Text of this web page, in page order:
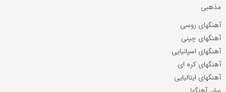
مذهبی
آهنگهای روسی
آهنگهای چینی
آهنگهای اسپانیایی
آهنگهای کره ای
آهنگهای ایتالیایی